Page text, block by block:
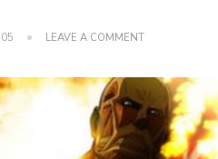
LEAVE A COMMENTON
的
巨
人